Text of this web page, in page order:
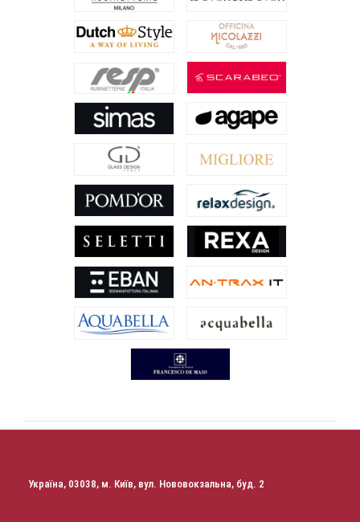
Україна, 03038, м. Київ, вул. Нововокзальна, буд. 2